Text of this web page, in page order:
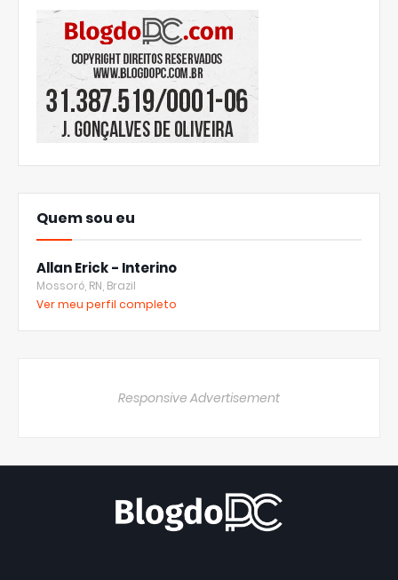
Quem sou eu
Allan Erick - Interino
Mossoró, RN, Brazil
Ver meu perfil completo
Responsive Advertisement